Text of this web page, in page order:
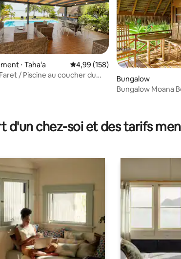
sur la base de 20 commentaires : 5 sur 5
⋅ Taha'a Évaluation moyenne sur la base
4,99 (158)
/ Piscine au coucher du
Bungalow
Bungalow Moana
d'un chez-soi et des tarifs